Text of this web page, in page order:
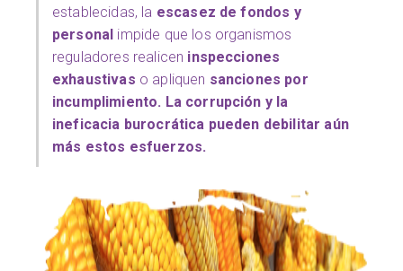
establecidas, la escasez de fondos y
personal impide que los organismos
reguladores realicen inspecciones
exhaustivas o apliquen sanciones por
incumplimiento. La corrupción y la
ineficacia burocrática pueden debilitar aún
más estos esfuerzos.